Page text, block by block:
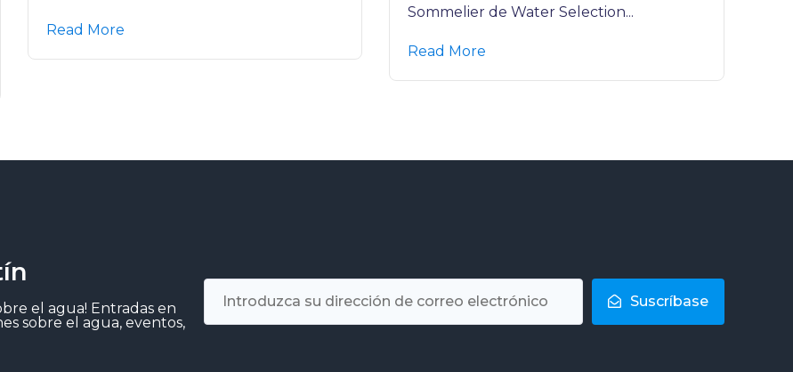
Read More
Sommelier de Water Selection...
Read More
el agua! Entradas en
sobre el agua, eventos,
Suscríbase